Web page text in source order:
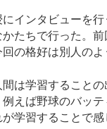
インタビューを行
かたちで行った。
の格好は別人のよ
は学習することの
例えば野球のバッ
学習することで感